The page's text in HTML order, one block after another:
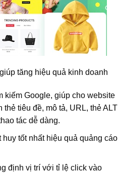
tăng hiệu quả kinh doanh
kiếm Google, giúp cho website
tiêu đề, mô tả, URL, thẻ ALT
tác dễ dàng.
tốt nhất hiệu quả quảng cáo
định vị trí với tỉ lệ click vào